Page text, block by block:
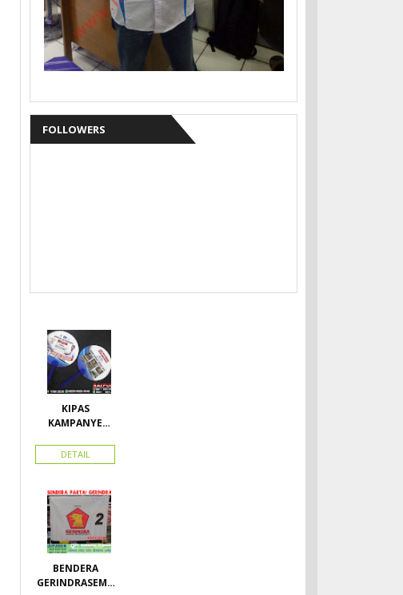
FOLLOWERS
KIPAS
KAMPANYE
DETAIL
BENDERA
GERINDRASEMU